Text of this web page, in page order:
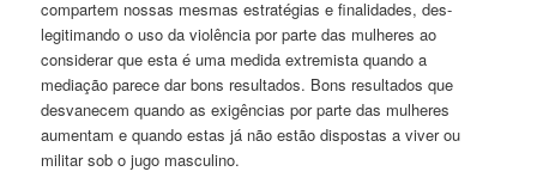
compartem nossas mesmas estratégias e finalidades, des-
legitimando o uso da violência por parte das mulheres ao
considerar que esta é uma medida extremista quando a
mediação parece dar bons resultados. Bons resultados que
desvanecem quando as exigências por parte das mulheres
aumentam e quando estas já não estão dispostas a viver ou
militar sob o jugo masculino.